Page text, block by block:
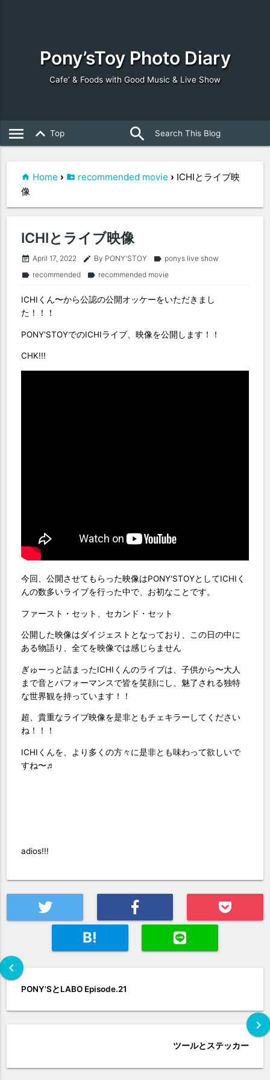
Pony’sToy Photo Diary
Cafe’ & Foods with Good Music & Live Show
menu keyboard_arrow_up Top search
Home › recommended movie › ICHIとライブ映
像
ICHIとライブ映像
event_note April 17, 2022 edit By PONY'STOY label ponys live show
label recommended label recommended movie
ICHIくん〜から公認の公開オッケーをいただきまし
た！！！
PONY'STOYでのICHIライブ、映像を公開します！！
CHK!!!
今回、公開させてもらった映像はPONY'STOYとしてICHIく
んの数多いライブを行った中で、お初なことです。
ファースト・セット、セカンド・セット
公開した映像はダイジェストとなっており、この日の中に
ある物語り、全てを映像では感じらません
ぎゅーっと詰まったICHIくんのライブは、子供から〜大人
まで音とパフォーマンスで皆を笑顔にし、魅了される独特
な世界観を持っています！！
超、貴重なライブ映像を是非ともチェキラーしてください
ね！！！
ICHIくんを、より多くの方々に是非とも味わって欲しいで
すね〜♬
adios!!!
B!
chevron_left
PONY'SとLABO Episode.21
chevron_right
ツールとステッカー